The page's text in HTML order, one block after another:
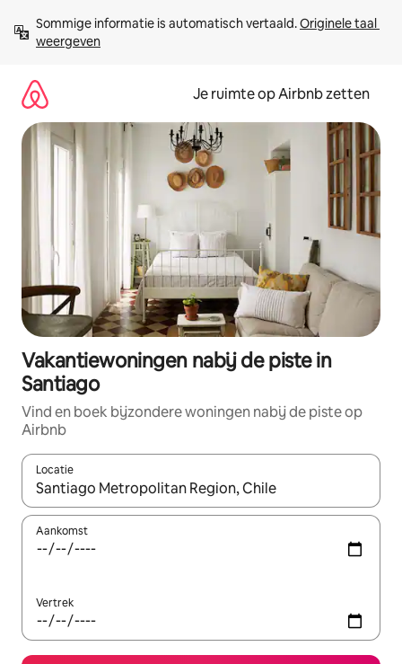
direct
naar
Sommige informatie is automatisch vertaald. Originele taal
weergeven
Je ruimte op Airbnb zetten
Vakantiewoningen nabij de piste in
Santiago
Vind en boek bijzondere woningen nabij de piste op
Airbnb
Locatie
Wanneer er suggesties beschikbaar zijn, maak je een keuze
Aankomst
Vertrek